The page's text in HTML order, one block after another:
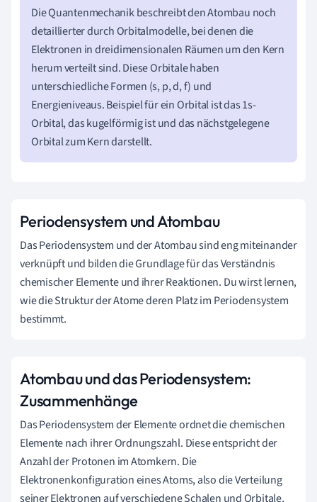
Die Quantenmechanik beschreibt den Atombau noch
detaillierter durch Orbitalmodelle, bei denen die
Elektronen in dreidimensionalen Räumen um den Kern
herum verteilt sind. Diese Orbitale haben
unterschiedliche Formen (s, p, d, f) und
Energieniveaus. Beispiel für ein Orbital ist das 1s-
Orbital, das kugelförmig ist und das nächstgelegene
Orbital zum Kern darstellt.
Periodensystem und Atombau
Das Periodensystem und der Atombau sind eng miteinander
verknüpft und bilden die Grundlage für das Verständnis
chemischer Elemente und ihrer Reaktionen. Du wirst lernen,
wie die Struktur der Atome deren Platz im Periodensystem
bestimmt.
Atombau und das Periodensystem:
Zusammenhänge
Das Periodensystem der Elemente ordnet die chemischen
Elemente nach ihrer Ordnungszahl. Diese entspricht der
Anzahl der Protonen im Atomkern. Die
Elektronenkonfiguration eines Atoms, also die Verteilung
seiner Elektronen auf verschiedene Schalen und Orbitale,